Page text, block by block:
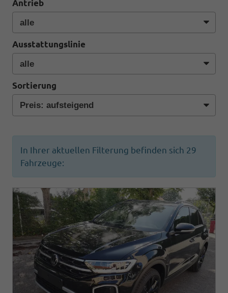
Antrieb
Ausstattungslinie
Sortierung
In Ihrer aktuellen Filterung befinden sich 29
Fahrzeuge: